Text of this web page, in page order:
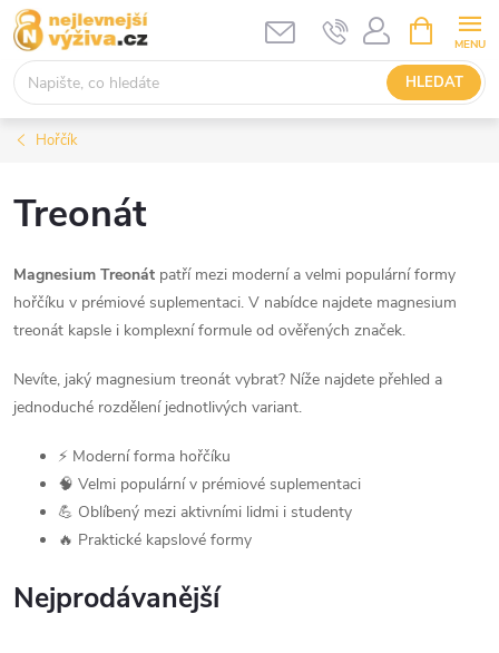
Přejít
na
obsah
HLEDAT
NÁKUPNÍ
KOŠÍK
Hořčík
Treonát
Magnesium Treonát patří mezi moderní a velmi populární formy
hořčíku v prémiové suplementaci. V nabídce najdete magnesium
treonát kapsle i komplexní formule od ověřených značek.
Nevíte, jaký magnesium treonát vybrat? Níže najdete přehled a
jednoduché rozdělení jednotlivých variant.
⚡ Moderní forma hořčíku
🧠 Velmi populární v prémiové suplementaci
💪 Oblíbený mezi aktivními lidmi i studenty
🔥 Praktické kapslové formy
Nejprodávanější